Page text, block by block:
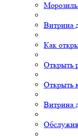
Витрина
Как
Открыть
Открыть
Витрина